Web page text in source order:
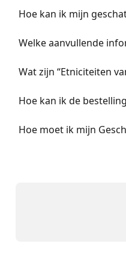
Hoe kan ik mijn
Welke aanvullende
Wat zijn “Etniciteiten
Hoe kan ik de
Hoe moet ik mijn